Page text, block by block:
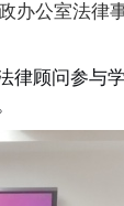
公室法律
顾问参与